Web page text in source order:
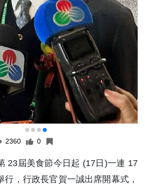
2360 0
23屆美食節今日起 (17日)一連 17
行，行政長官賀一誠出席開幕式，